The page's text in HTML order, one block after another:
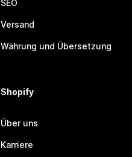
SEO
Versand
Währung und Übersetzung
Shopify
Über uns
Karriere